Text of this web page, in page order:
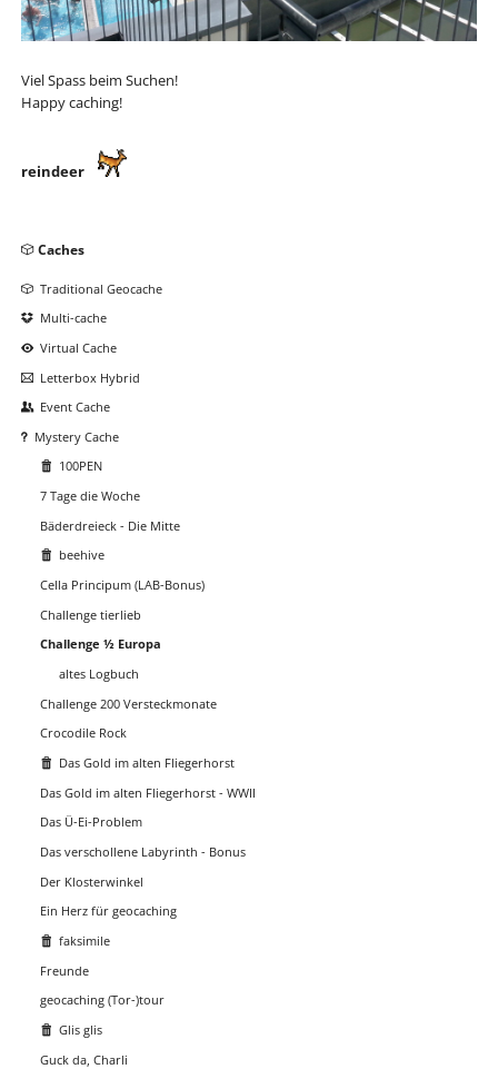
Viel Spass beim Suchen!
Happy caching!
reindeer
Navigation
Caches
Traditional Geocache
Multi-cache
Virtual Cache
Letterbox Hybrid
Event Cache
Mystery Cache
100PEN
7 Tage die Woche
Bäderdreieck - Die Mitte
beehive
Cella Principum (LAB-Bonus)
Challenge tierlieb
Challenge ½ Europa
altes Logbuch
Challenge 200 Versteckmonate
Crocodile Rock
Das Gold im alten Fliegerhorst
Das Gold im alten Fliegerhorst - WWII
Das Ü-Ei-Problem
Das verschollene Labyrinth - Bonus
Der Klosterwinkel
Ein Herz für geocaching
faksimile
Freunde
geocaching (Tor-)tour
Glis glis
Guck da, Charli